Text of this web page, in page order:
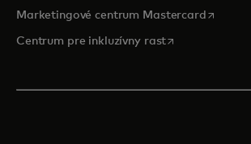
Marketingové centrum Mastercardopens
Centrum pre inkluzívny rastopens in a new